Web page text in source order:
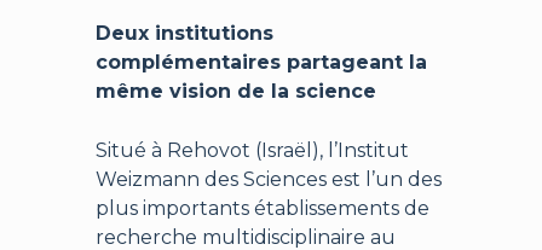
Deux institutions
complémentaires partageant la
même vision de la science
Situé à Rehovot (Israël), l’Institut
Weizmann des Sciences est l’un des
plus importants établissements de
recherche multidisciplinaire au